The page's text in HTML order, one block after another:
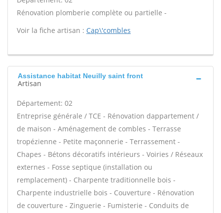
Rénovation plomberie complète ou partielle -
Voir la fiche artisan : Cap\'combles
Assistance habitat Neuilly saint front
Artisan
Département: 02
Entreprise générale / TCE - Rénovation dappartement /
de maison - Aménagement de combles - Terrasse
tropézienne - Petite maçonnerie - Terrassement -
Chapes - Bétons décoratifs intérieurs - Voiries / Réseaux
externes - Fosse septique (installation ou
remplacement) - Charpente traditionnelle bois -
Charpente industrielle bois - Couverture - Rénovation
de couverture - Zinguerie - Fumisterie - Conduits de